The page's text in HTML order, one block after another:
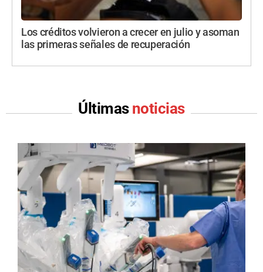
Los créditos volvieron a crecer en julio y asoman
las primeras señales de recuperación
Últimas noticias